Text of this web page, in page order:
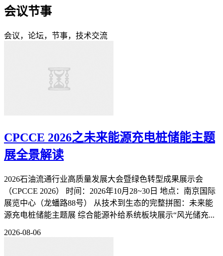
会议节事
会议，论坛，节事，技术交流
CPCCE 2026之未来能源充电桩储能主题
展全景解读
2026石油流通行业高质量发展大会暨绿色转型成果展示会
（CPCCE 2026） 时间：2026年10月28~30日 地点：南京国际
展览中心（龙蟠路88号） 从技术到生态的完整拼图：未来能
源充电桩储能主题展 综合能源补给系统板块展示“风光储充...
2026-08-06